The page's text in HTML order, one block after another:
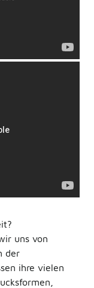
uns von
der
ihre vielen